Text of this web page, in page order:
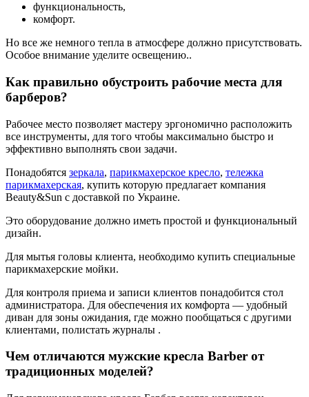
функциональность,
комфорт.
Но все же немного тепла в атмосфере должно присутствовать.
Особое внимание уделите освещению..
Как правильно обустроить рабочие места для
барберов?
Рабочее место позволяет мастеру эргономично расположить
все инструменты, для того чтобы максимально быстро и
эффективно выполнять свои задачи.
Понадобятся зеркала, парикмахерское кресло, тележка
парикмахерская, купить которую предлагает компания
Beauty&Sun с доставкой по Украине.
Это оборудование должно иметь простой и функциональный
дизайн.
Для мытья головы клиента, необходимо купить специальные
парикмахерские мойки.
Для контроля приема и записи клиентов понадобится стол
администратора. Для обеспечения их комфорта — удобный
диван для зоны ожидания, где можно пообщаться с другими
клиентами, полистать журналы .
Чем отличаются мужские кресла Barber от
традиционных моделей?